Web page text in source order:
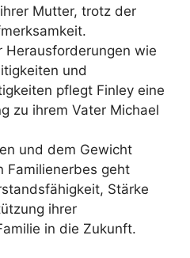
Mutter, trotz der
Herausforderungen wie
und
pflegt Finley eine
zu ihrem Vater Michael
und dem Gewicht
Familienerbes geht
Stärke
ihrer
in die Zukunft.